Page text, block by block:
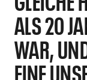
ALS 20
WAR,
EINE